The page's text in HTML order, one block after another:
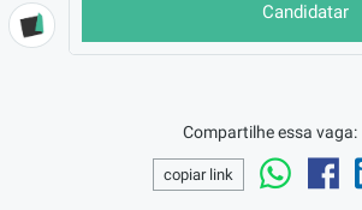
VAGA AFIRMATIVA
Construção Civil
BENEFÍCIOS
Candidatar
Compartilhe essa vaga:
copiar link